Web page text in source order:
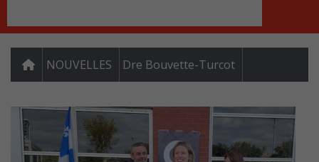
NOUVELLES Dre Bouvette-Turcot